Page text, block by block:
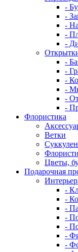
-
-
-
-
-
-
-
-
-
-
-
Флористика
Ветки
Цветы,
Подарочная
-
-
-
-
-
-
-